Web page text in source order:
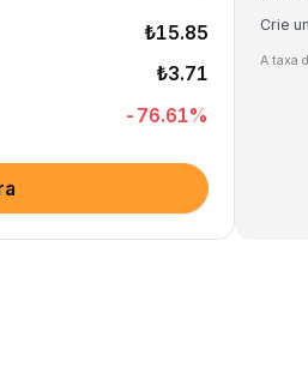
₺15.85
₺3.71
-76.61%
Crie
A taxa